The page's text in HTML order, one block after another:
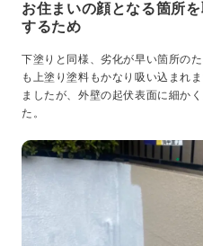
お住まいの顔となる箇所
するため
下塗りと同様、劣化が早い箇所の
も上塗り塗料もかなり吸い込まれ
ましたが、外壁の起伏表面に細か
た。